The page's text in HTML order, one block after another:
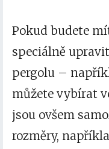
Pokud budete
speciálně
pergolu –
můžete vybírat
jsou ovšem
rozměry,